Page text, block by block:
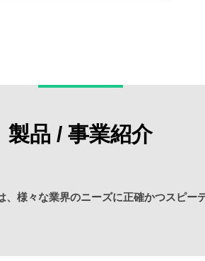
製品 / 事業紹介
、様々な業界のニーズに正確かつスピー